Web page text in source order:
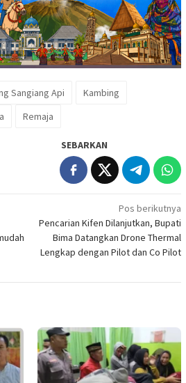
Sangiang Api
Kambing
Remaja
SEBARKAN
Pos berikutnya
Pencarian Kifen Dilanjutkan, Bupati
Bima Datangkan Drone Thermal
Lengkap dengan Pilot dan Co Pilot